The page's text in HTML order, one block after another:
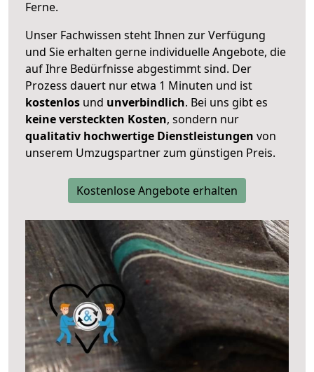
Ferne.
Unser Fachwissen steht Ihnen zur Verfügung
und Sie erhalten gerne individuelle Angebote, die
auf Ihre Bedürfnisse abgestimmt sind. Der
Prozess dauert nur etwa 1 Minuten und ist
kostenlos und unverbindlich. Bei uns gibt es
keine versteckten Kosten, sondern nur
qualitativ hochwertige Dienstleistungen von
unserem Umzugspartner zum günstigen Preis.
Kostenlose Angebote erhalten